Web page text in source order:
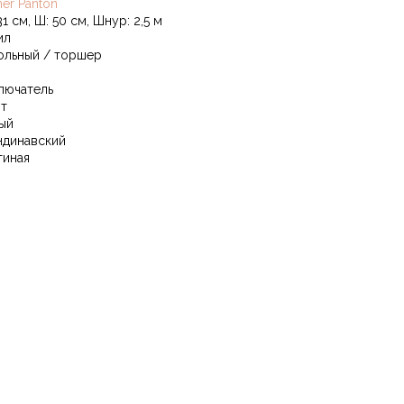
Panton
см, Ш: 50 см, Шнур: 2,5 м
/ торшер